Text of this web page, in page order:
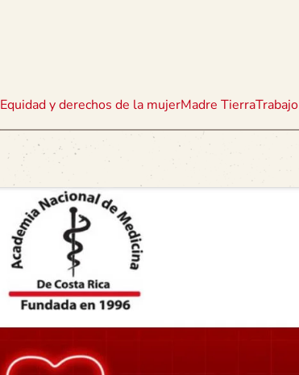
Equidad y derechos de la mujerMadre TierraTrabajo